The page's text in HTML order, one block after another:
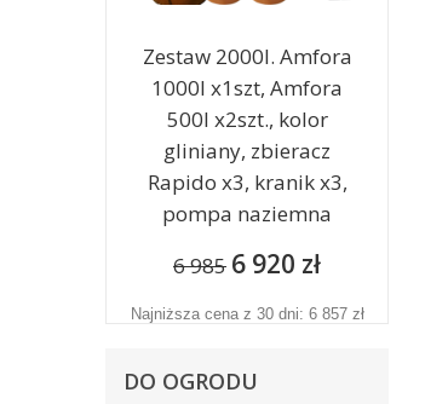
Zestaw 2000l. Amfora
1000l x1szt, Amfora
500l x2szt., kolor
gliniany, zbieracz
Rapido x3, kranik x3,
pompa naziemna
6 985 6 920 zł
Najniższa cena z 30 dni: 6 857 zł
DO OGRODU